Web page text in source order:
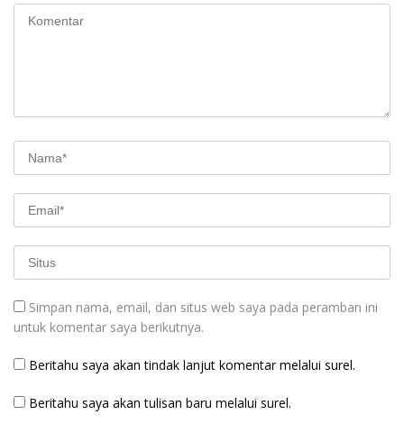
Simpan nama, email, dan situs web saya pada peramban ini
untuk komentar saya berikutnya.
Beritahu saya akan tindak lanjut komentar melalui surel.
Beritahu saya akan tulisan baru melalui surel.